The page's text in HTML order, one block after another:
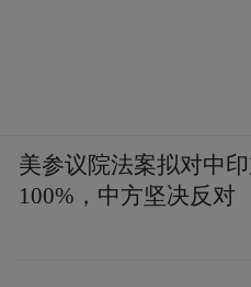
美参议院法案拟对中
100%，中方坚决反对